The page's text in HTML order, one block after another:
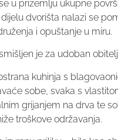
u prizemlju ukupne
dvorišta nalazi se
i opuštanje u miru.
je za udoban
kuhinja s
sobe, svaka s
grijanjem na drva te
troškove održavanja.